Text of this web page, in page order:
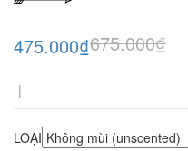
475.000₫675.000₫
|
LOẠI